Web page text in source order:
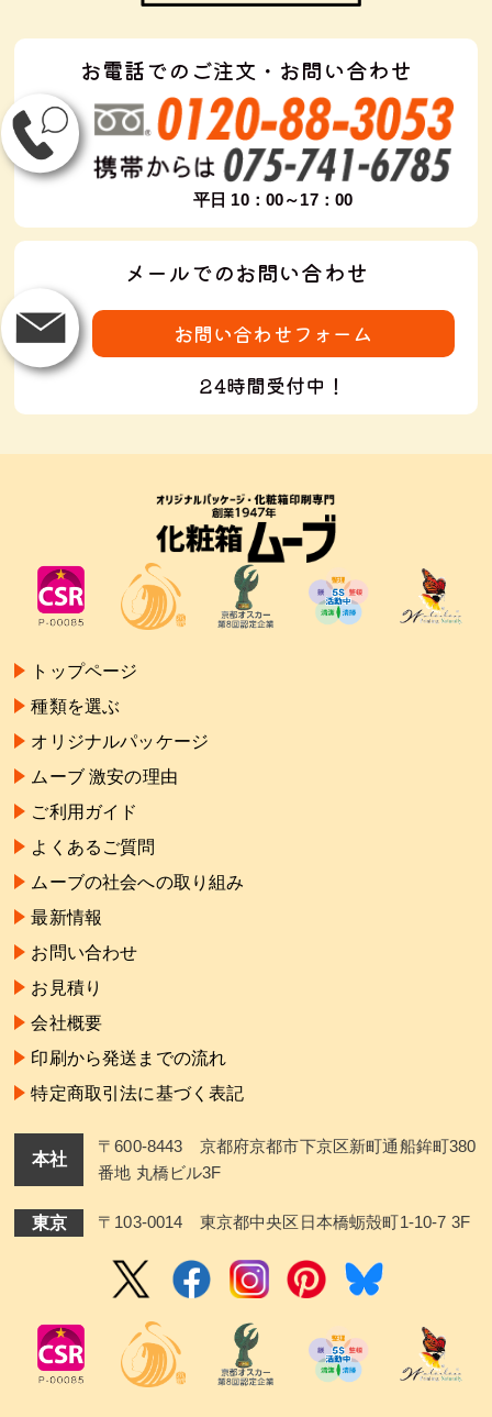
お電話でのご注文・お問い合わせ
平日 10：00～17：00
メールでのお問い合わせ
お問い合わせフォーム
24時間受付中！
トップページ
種類を選ぶ
オリジナルパッケージ
ムーブ 激安の理由
ご利用ガイド
よくあるご質問
ムーブの社会への取り組み
最新情報
お問い合わせ
お見積り
会社概要
印刷から発送までの流れ
特定商取引法に基づく表記
本社
〒600-8443 京都府京都市下京区新町通船鉾町380
番地 丸橋ビル3F
東京 〒103-0014 東京都中央区日本橋蛎殼町1-10-7 3F